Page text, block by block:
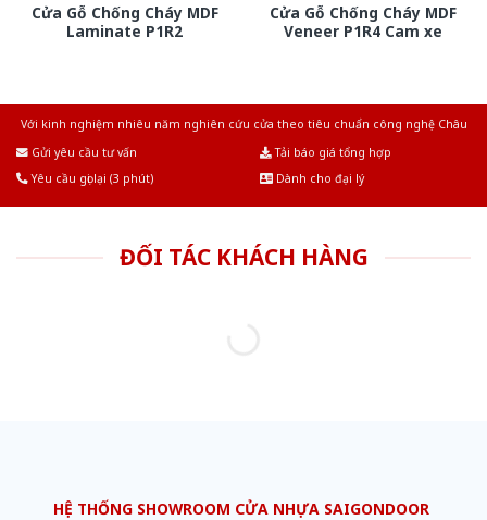
Cửa Gỗ Chống Cháy MDF
Laminate P1R2
Cửa Gỗ Chống Cháy MDF
Veneer P1R4 Cam xe
Với kinh nghiệm nhiêu năm nghiên cứu cửa theo tiêu chuẩn công nghệ Châu
Gửi yêu cầu tư vấn
Tải báo giá tổng hợp
Yêu cầu gọi lại (3 phút)
Dành cho đại lý
ĐỐI TÁC KHÁCH HÀNG
HỆ THỐNG SHOWROOM CỬA NHỰA SAIGONDOOR